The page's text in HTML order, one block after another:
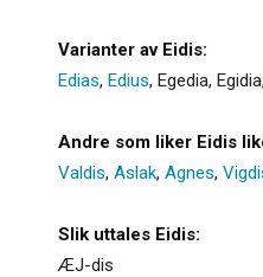
Varianter av Eidis:
Edias, Edius, Egedia, Egidia,
Andre som liker Eidis
Valdis, Aslak, Agnes,
Slik uttales Eidis:
ÆJ-dis